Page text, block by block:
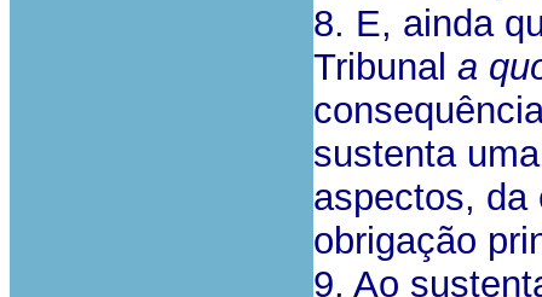
8. E, ainda
Tribunal a
sustenta
aspectos, da
obrigação
9. Ao